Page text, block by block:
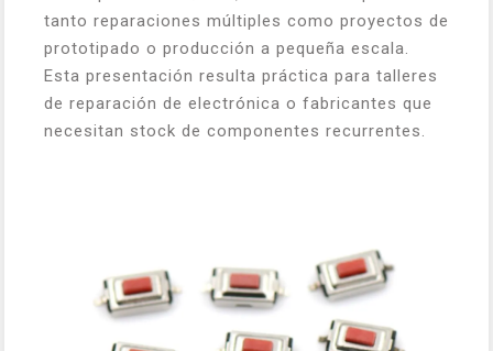
tanto reparaciones múltiples como proyectos de
prototipado o producción a pequeña escala.
Esta presentación resulta práctica para talleres
de reparación de electrónica o fabricantes que
necesitan stock de componentes recurrentes.